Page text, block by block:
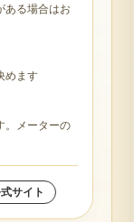
ある場合はお
めます
。メーターの
サイト